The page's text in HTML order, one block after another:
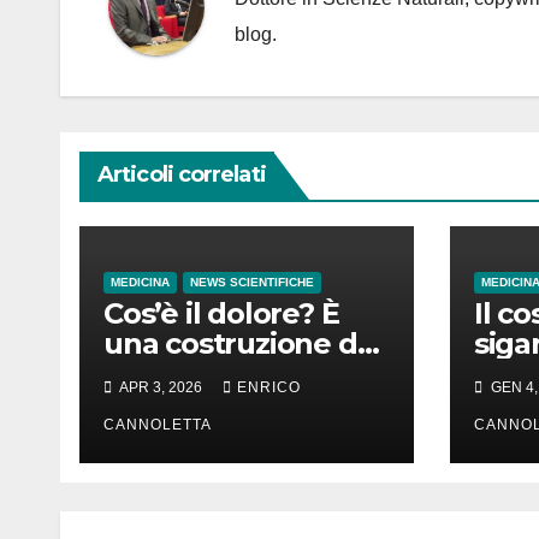
blog.
Articoli correlati
MEDICINA NEWS SCIENTIFICHE
Cos’è il dolore? È
una costruzione del
cervello
APR 3, 2026 ENRICO
CANNOLETTA
MEDICINA
Il
in
inGEN